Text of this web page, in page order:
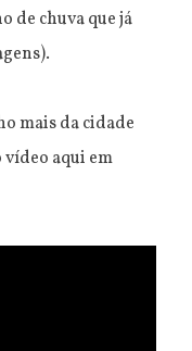
de chuva que já
mais da cidade
aqui em